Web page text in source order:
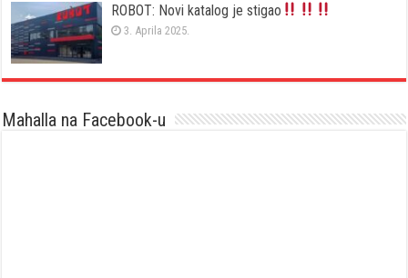
ROBOT: Novi katalog je stigao
3. Aprila 2025.
Mahalla na Facebook-u